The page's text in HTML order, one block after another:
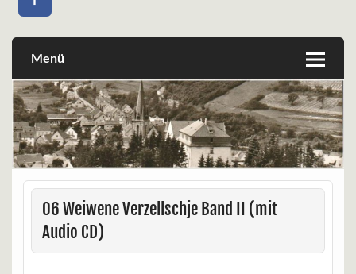
Menü
06 Weiwene Verzellschje Band II (mit
Audio CD)